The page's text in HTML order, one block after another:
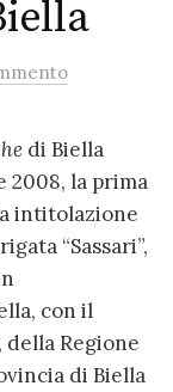
di Biella
2008, la prima
intitolazione
“Sassari”,
con il
Regione
di Biella